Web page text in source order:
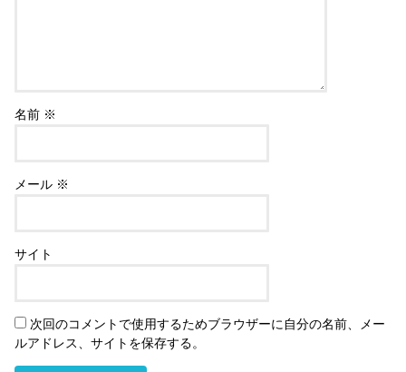
名前 ※
メール ※
サイト
次回のコメントで使用するためブラウザーに自分の名前、メー
ルアドレス、サイトを保存する。